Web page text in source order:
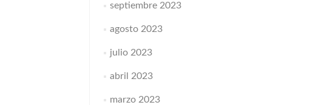
septiembre 2023
agosto 2023
julio 2023
abril 2023
marzo 2023